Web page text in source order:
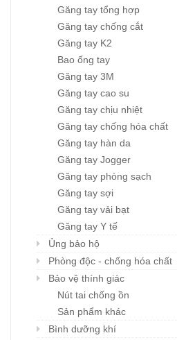
Găng tay tổng hợp
Găng tay chống cắt
Găng tay K2
Bao ống tay
Găng tay 3M
Găng tay cao su
Găng tay chịu nhiệt
Găng tay chống hóa chất
Găng tay hàn da
Găng tay Jogger
Găng tay phòng sạch
Găng tay sợi
Găng tay vải bạt
Găng tay Y tế
Ủng bảo hộ
Phòng độc - chống hóa chất
Bảo vệ thính giác
Nút tai chống ồn
Sản phẩm khác
Bình dưỡng khí